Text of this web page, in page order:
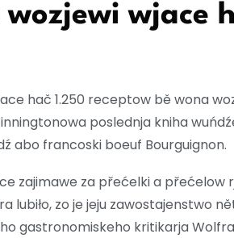
wjace
hač 1.250 receptow bě wona
poslednja kniha
abo francoski boeuf Bourguignon.
zajimawe za přećelki a přećelow
lubiło, zo je jeju zawostajenstwo
gastronomiskeho kritikarja